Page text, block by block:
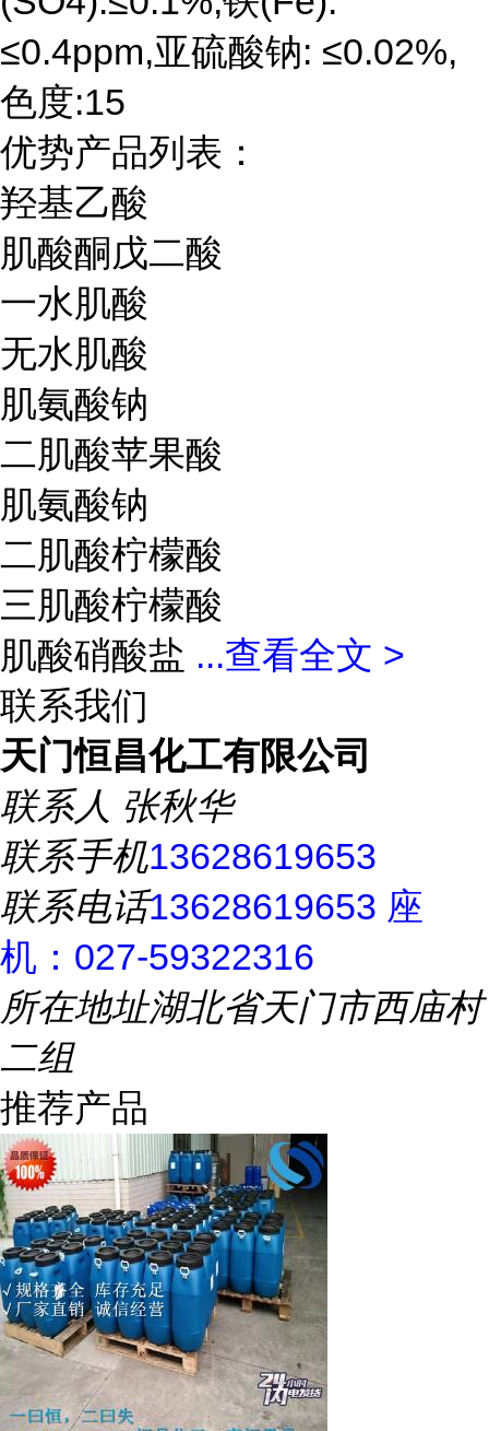
≤0.4ppm,亚硫酸钠: ≤0.02%,
色度:15
优势产品列表：
羟基乙酸
肌酸酮戊二酸
一水肌酸
无水肌酸
肌氨酸钠
二肌酸苹果酸
肌氨酸钠
二肌酸柠檬酸
三肌酸柠檬酸
肌酸硝酸盐 ...查看全文 >
联系我们
天门恒昌化工有限公司
联系人 张秋华
联系手机13628619653
联系电话13628619653 座
机：027-59322316
所在地址湖北省天门市西庙村
二组
推荐产品